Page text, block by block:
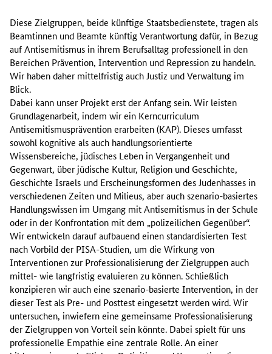
Diese Zielgruppen, beide künftige Staatsbedienstete, tragen als
Beamtinnen und Beamte künftig Verantwortung dafür, in Bezug
auf Antisemitismus in ihrem Berufsalltag professionell in den
Bereichen Prävention, Intervention und Repression zu handeln.
Wir haben daher mittelfristig auch Justiz und Verwaltung im
Blick.
Dabei kann unser Projekt erst der Anfang sein. Wir leisten
Grundlagenarbeit, indem wir ein Kerncurriculum
Antisemitismusprävention erarbeiten (KAP). Dieses umfasst
sowohl kognitive als auch handlungsorientierte
Wissensbereiche, jüdisches Leben in Vergangenheit und
Gegenwart, über jüdische Kultur, Religion und Geschichte,
Geschichte Israels und Erscheinungsformen des Judenhasses in
verschiedenen Zeiten und Milieus, aber auch szenario-basiertes
Handlungswissen im Umgang mit Antisemitismus in der Schule
oder in der Konfrontation mit dem „polizeilichen Gegenüber“.
Wir entwickeln darauf aufbauend einen standardisierten Test
nach Vorbild der PISA-Studien, um die Wirkung von
Interventionen zur Professionalisierung der Zielgruppen auch
mittel- wie langfristig evaluieren zu können. Schließlich
konzipieren wir auch eine szenario-basierte Intervention, in der
dieser Test als Pre- und Posttest eingesetzt werden wird. Wir
untersuchen, inwiefern eine gemeinsame Professionalisierung
der Zielgruppen von Vorteil sein könnte. Dabei spielt für uns
professionelle Empathie eine zentrale Rolle. An einer